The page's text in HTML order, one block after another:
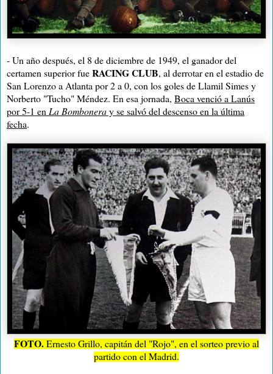
- Un año después, el 8 de diciembre de 1949, el ganador del
certamen superior fueRACING CLUB, al derrotar en el estadio de
San Lorenzo a Atlanta por 2 a 0, con los goles de Llamil Simes y
Norberto "Tucho" Méndez. En esa jornada, Boca venció a Lanús
por 5-1 en La Bomboneray se salvó del descenso en la última
fecha.
FOTO.Ernesto Grillo, capitán del "Rojo", en el sorteo previo al
partido con el Madrid.